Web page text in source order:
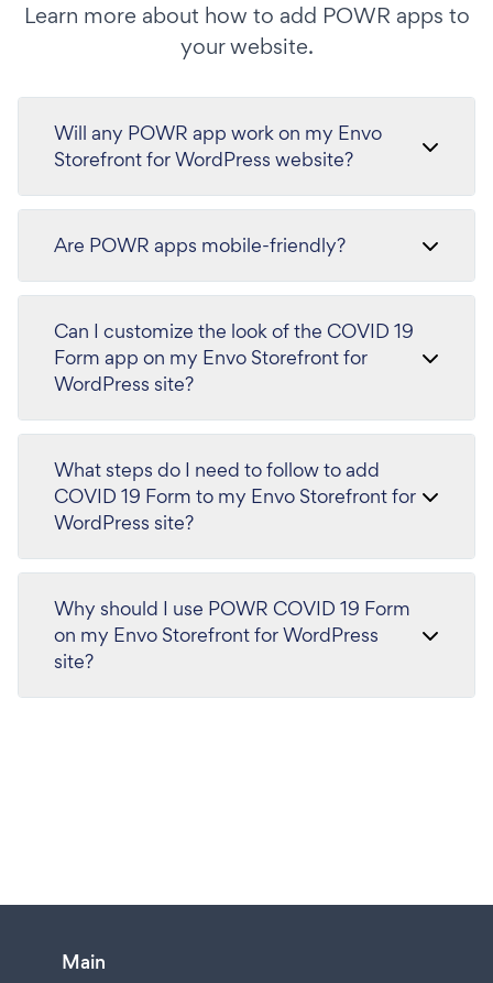
Learn more about how to add POWR apps to
your website.
Will any POWR app work on my Envo
Storefront for WordPress website?
Are POWR apps mobile-friendly?
Can I customize the look of the COVID 19
Form app on my Envo Storefront for
WordPress site?
What steps do I need to follow to add
COVID 19 Form to my Envo Storefront for
WordPress site?
Why should I use POWR COVID 19 Form
on my Envo Storefront for WordPress
site?
Main